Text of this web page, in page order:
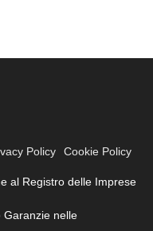
Policy Cookie Policy
al Registro delle Imprese
Garanzie nelle